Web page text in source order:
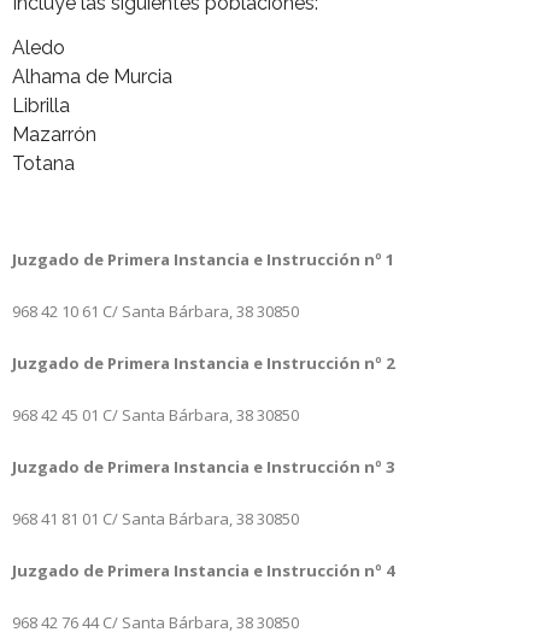
Aledo
Alhama de Murcia
Librilla
Mazarrón
Totana
Juzgado de Primera Instancia e Instrucción nº 1
968 42 10 61 C/ Santa Bárbara, 3830850
Juzgado de Primera Instancia e Instrucción nº 2
968 42 45 01 C/ Santa Bárbara, 3830850
Juzgado de Primera Instancia e Instrucción nº 3
968 41 81 01 C/ Santa Bárbara, 3830850
Juzgado de Primera Instancia e Instrucción nº 4
968 42 76 44 C/ Santa Bárbara, 3830850